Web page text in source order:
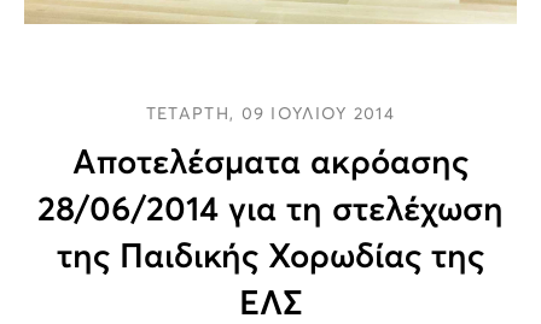
ΤΕΤΑΡΤΗ, 09 ΙΟΥΛΙΟΥ 2014
Aποτελέσματα ακρόασης
28/06/2014 για τη στελέχωση
της Παιδικής Χορωδίας της
ΕΛΣ